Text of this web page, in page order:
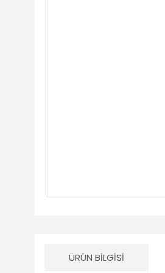
ÜRÜN BILGISI